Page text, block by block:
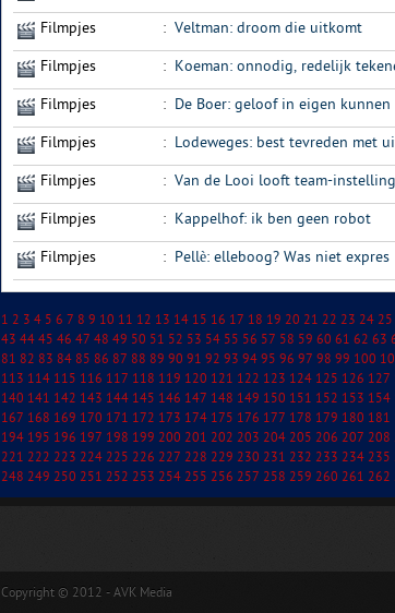
Filmpjes : Veltman: droom die uitkomt
Filmpjes : Koeman: onnodig, redelijk
Filmpjes : De Boer: geloof in eigen kunnen
Filmpjes : Lodeweges: best tevreden met
Filmpjes : Van de Looi looft team-instelling
Filmpjes : Kappelhof: ik ben geen robot
Filmpjes : Pellè: elleboog? Was niet expres
1 2 3 4 5 6 7 8 9 10 11 12 13 14 15 16 17 18 19 20 21 22 23 24 25
43 44 45 46 47 48 49 50 51 52 53 54 55 56 57 58 59 60 61 62 63
81 82 83 84 85 86 87 88 89 90 91 92 93 94 95 96 97 98 99 100
113 114 115 116 117 118 119 120 121 122 123 124 125 126 127
140 141 142 143 144 145 146 147 148 149 150 151 152 153 154
167 168 169 170 171 172 173 174 175 176 177 178 179 180 181
194 195 196 197 198 199 200 201 202 203 204 205 206 207 208
221 222 223 224 225 226 227 228 229 230 231 232 233 234 235
248 249 250 251 252 253 254 255 256 257 258 259 260 261 262
Copyright © 2012 - AVK Media